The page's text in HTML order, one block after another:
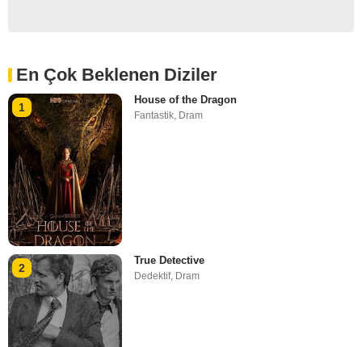
En Çok Beklenen Diziler
1
House of the Dragon
Fantastik, Dram
2
True Detective
Dedektif, Dram